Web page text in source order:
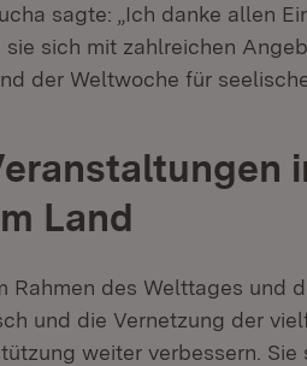
sagte: „Ich danke allen
sie sich mit zahlreichen
der Weltwoche für
Land
Rahmen des Welttages und
und die Vernetzung der
weiter verbessern.